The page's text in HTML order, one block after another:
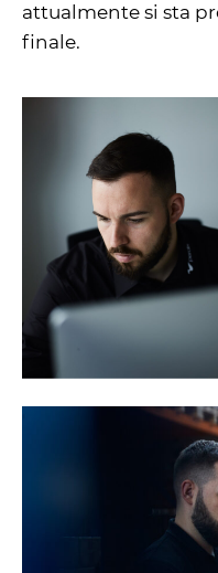
attualmente si sta
finale.